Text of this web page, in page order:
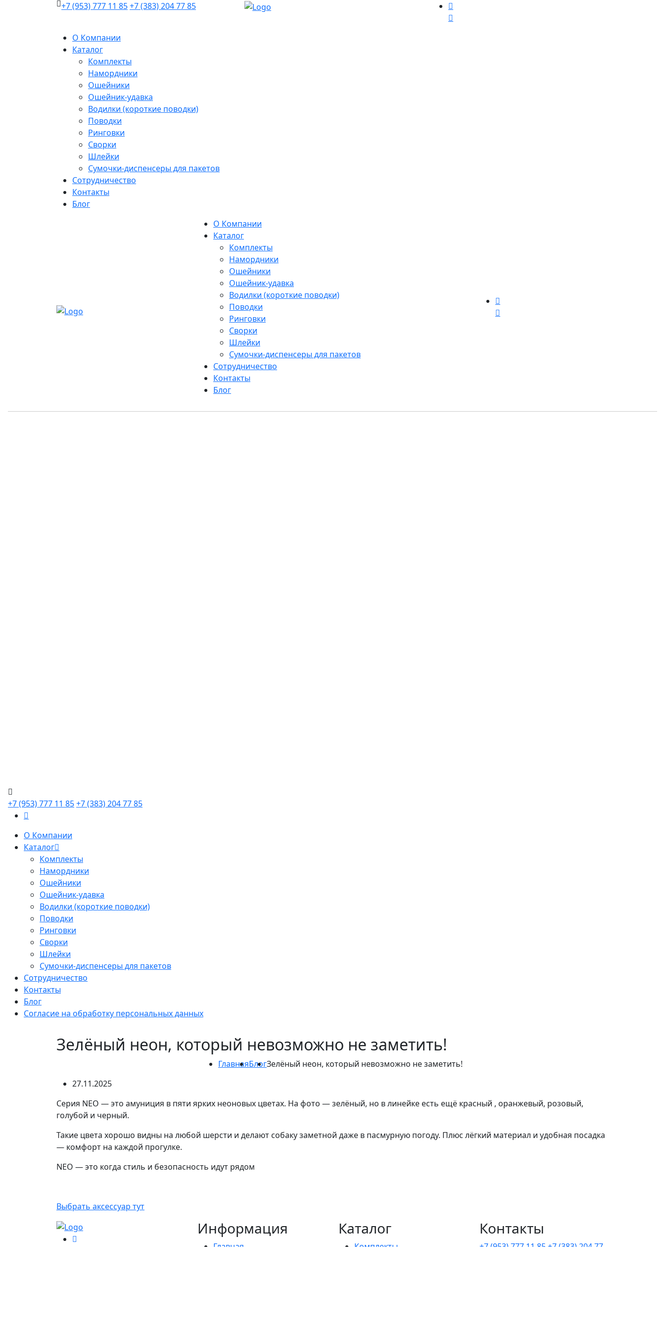
+7 (953) 777 11 85+7 (383) 204 77 85
О Компании
Каталог
Комплекты
Намордники
Ошейники
Ошейник-удавка
Водилки (короткие поводки)
Поводки
Ринговки
Сворки
Шлейки
Сумочки-диспенсеры для пакетов
Сотрудничество
Контакты
Блог
О Компании
Каталог
Комплекты
Намордники
Ошейники
Ошейник-удавка
Водилки (короткие поводки)
Поводки
Ринговки
Сворки
Шлейки
Сумочки-диспенсеры для пакетов
Сотрудничество
Контакты
Блог
+7 (953) 777 11 85+7 (383) 204 77 85
О Компании
Каталог
Комплекты
Намордники
Ошейники
Ошейник-удавка
Водилки (короткие поводки)
Поводки
Ринговки
Сворки
Шлейки
Сумочки-диспенсеры для пакетов
Сотрудничество
Контакты
Блог
Согласие на обработку персональных данных
Зелёный неон, который невозможно не заметить!
ГлавнаяБлогЗелёный неон, который невозможно не заметить!
27.11.2025
Серия NEO — это амуниция в пяти ярких неоновых цветах. На фото — зелёный, но в линейке есть ещё красный , оранжевый, розовый,
голубой и черный.
Такие цвета хорошо видны на любой шерсти и делают собаку заметной даже в пасмурную погоду. Плюс лёгкий материал и удобная посадка
— комфорт на каждой прогулке.
NEO — это когда стиль и безопасность идут рядом
Выбрать аксессуар тут
Информация
Главная
Каталог
Комплекты
Контакты
+7 (953) 777 11 85 +7 (383) 204 77